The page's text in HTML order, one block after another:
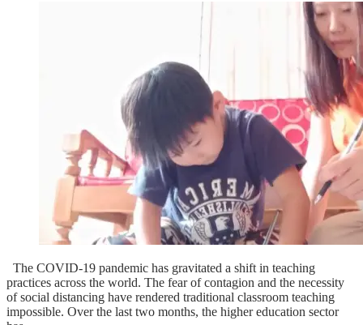
The COVID-19 pandemic has gravitated a shift in teaching
practices across the world. The fear of contagion and the necessity
of social distancing have rendered traditional classroom teaching
impossible. Over the last two months, the higher education sector